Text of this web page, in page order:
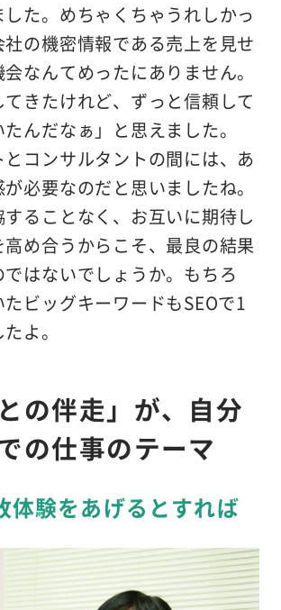
た。めちゃくちゃうれしかっ
の機密情報である売上を見せ
なんてめったにありません。
てきたけれど、ずっと信頼して
んだなぁ」と思えました。
コンサルタントの間には、あ
必要なのだと思いましたね。
ることなく、お互いに期待し
め合うからこそ、最良の結果
はないでしょうか。もちろ
ビッグキーワードもSEOで1
よ。
の伴走」が、自分
の仕事のテーマ
体験をあげるとすれば